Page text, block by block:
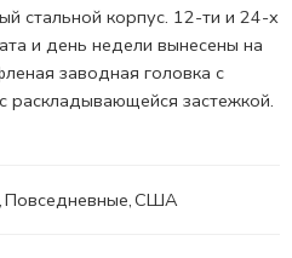
стальной корпус. 12-ти и 24-х
и день недели вынесены на
заводная головка с
раскладывающейся застежкой.
,Повседневные,США